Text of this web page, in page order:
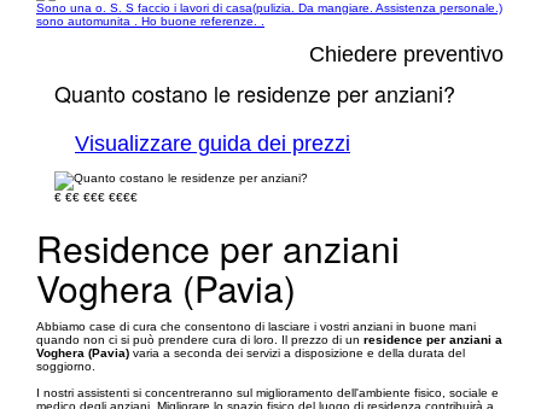
Sono una o. S. S faccio i lavori di casa(pulizia. Da mangiare. Assistenza personale.)
sono automunita . Ho buone referenze. .
Chiedere preventivo
Quanto costano le residenze per anziani?
Visualizzare guida dei prezzi
€ €€ €€€ €€€€
Residence per anziani
Voghera (Pavia)
Abbiamo case di cura che consentono di lasciare i vostri anziani in buone mani
quando non ci si può prendere cura di loro. Il prezzo di un residence per anziani a
Voghera (Pavia) varia a seconda dei servizi a disposizione e della durata del
soggiorno.
I nostri assistenti si concentreranno sul miglioramento dell'ambiente fisico, sociale e
medico degli anziani. Migliorare lo spazio fisico del luogo di residenza contribuirà a